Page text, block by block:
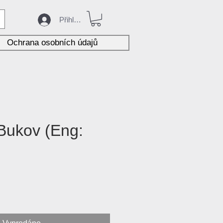
Přihlásit
Ochrana osobních údajů
(Eng: